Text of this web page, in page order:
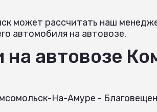
может рассчитать наш
автомобиля на автовозе.
на автовозе
На-Амуре -